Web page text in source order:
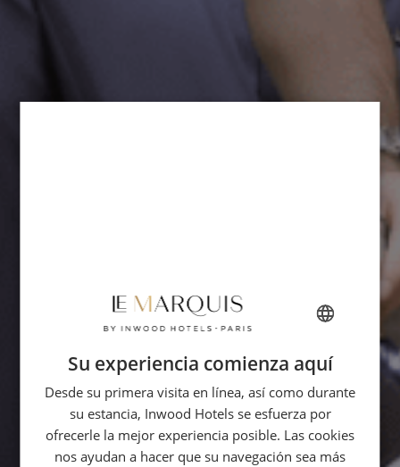
FRENCH
ENGLISH
ITALIAN
Su experiencia comienza aquí
Desde su primera visita en línea, así como durante
su estancia, Inwood Hotels se esfuerza por
ofrecerle la mejor experiencia posible. Las cookies
nos ayudan a hacer que su navegación sea más